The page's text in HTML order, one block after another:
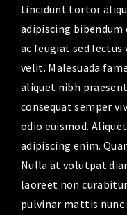
tincidunt tortor
adipiscing
ac feugiat sed
velit. Malesuada
aliquet nibh
consequat semper
odio euismod.
adipiscing enim.
Nulla at volutpat
laoreet non
pulvinar mattis